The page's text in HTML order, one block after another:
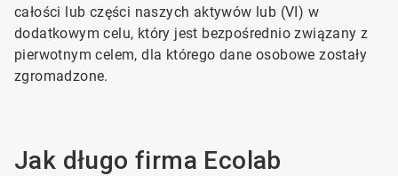
całości lub części naszych aktywów lub (VI) w
dodatkowym celu, który jest bezpośrednio związany z
pierwotnym celem, dla którego dane osobowe zostały
zgromadzone.
Jak długo firma Ecolab